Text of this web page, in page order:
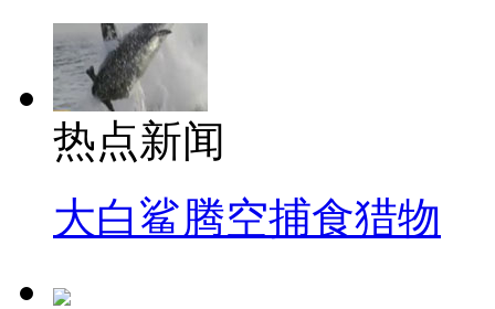
热点新闻
大白鲨腾空捕食猎物